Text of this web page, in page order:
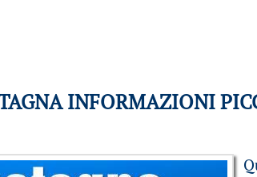
INFORMAZIONI